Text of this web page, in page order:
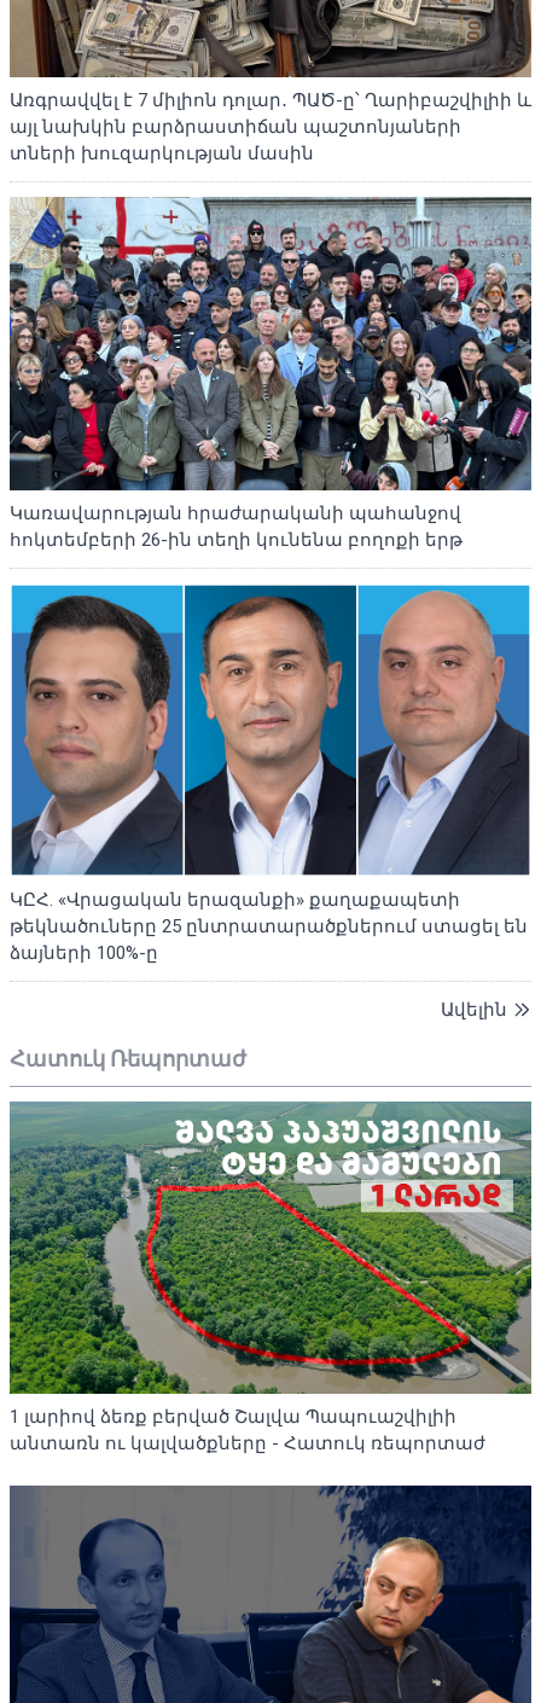
Առգրավվել է 7 միլիոն դոլար․ ՊԱԾ-ը՝ Ղարիբաշվիլիի և
այլ նախկին բարձրաստիճան պաշտոնյաների
տների խուզարկության մասին
Կառավարության հրաժարականի պահանջով
հոկտեմբերի 26-ին տեղի կունենա բողոքի երթ
ԿԸՀ. «Վրացական երազանքի» քաղաքապետի
թեկնածուները 25 ընտրատարածքներում ստացել են
ձայների 100%-ը
Ավելին
Հատուկ Ռեպորտաժ
1 լարիով ձեռք բերված Շալվա Պապուաշվիլիի
անտառն ու կալվածքները - Հատուկ ռեպորտաժ